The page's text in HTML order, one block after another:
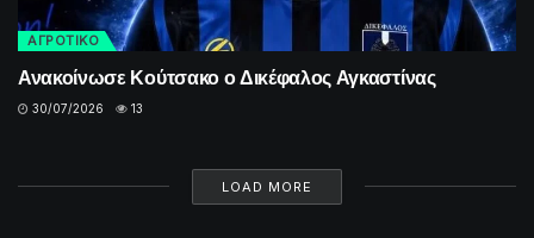
ΑΓΡΟΤΙΚΟ
Ανακοίνωσε Κούτσακο ο Δικέφαλος Αγκαστίνας
30/07/2026 13
LOAD MORE